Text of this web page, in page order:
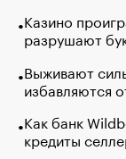
Казино
разрушают
Выживают
избавляются
Как банк
кредиты